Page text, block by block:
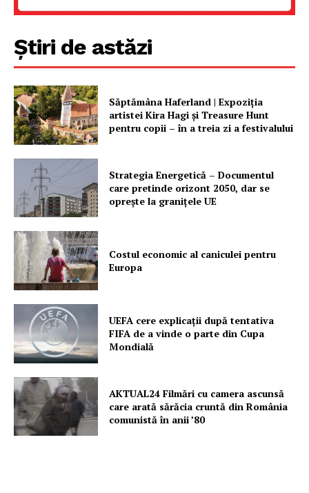
Știri de astăzi
Săptămâna Haferland | Expoziţia
artistei Kira Hagi şi Treasure Hunt
pentru copii – în a treia zi a festivalului
Strategia Energetică – Documentul
care pretinde orizont 2050, dar se
oprește la granițele UE
Costul economic al caniculei pentru
Europa
UEFA cere explicații după tentativa
FIFA de a vinde o parte din Cupa
Mondială
AKTUAL24 Filmări cu camera ascunsă
care arată sărăcia cruntă din România
comunistă în anii ’80